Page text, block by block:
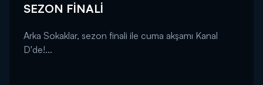
SEZON FİNALİ
Arka Sokaklar, sezon finali ile cuma akşamı Kanal
D'de!...